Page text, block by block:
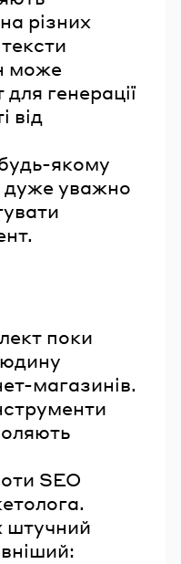
різних
може
генерації
від
якому
уважно
поки
магазинів.
SEO
штучний